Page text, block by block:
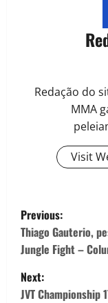
Redação do
MMA
Visit
Previous:
Thiago Gauterio,
Jungle Fight –
Next:
JVT Championship